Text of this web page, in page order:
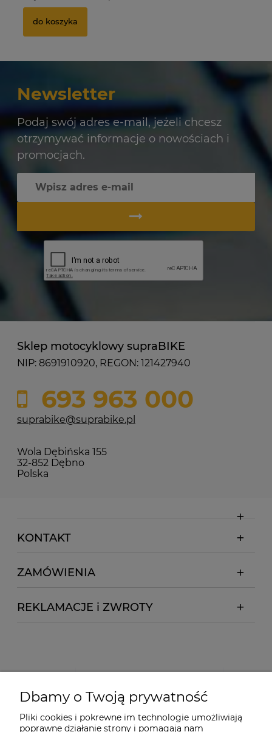
do koszyka
Newsletter
Podaj swój adres e-mail, jeżeli chcesz
otrzymywać informacje o nowościach i
promocjach.
Sklep motocyklowy supraBIKE
NIP: 8691910920, REGON: 121427940
693 963 000
suprabike@suprabike.pl
Wola Dębińska 155
32-852 Dębno
Polska
KONTAKT
ZAMÓWIENIA
REKLAMACJE i ZWROTY
Dbamy o Twoją prywatność
Pliki cookies i pokrewne im technologie umożliwiają
poprawne działanie strony i pomagają nam